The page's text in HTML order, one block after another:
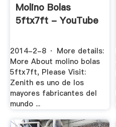
Molino Bolas
5ftx7ft - YouTube
2014-2-8 · More details:
More About molino bolas
5ftx7ft, Please Visit:
Zenith es uno de los
mayores fabricantes del
mundo ...